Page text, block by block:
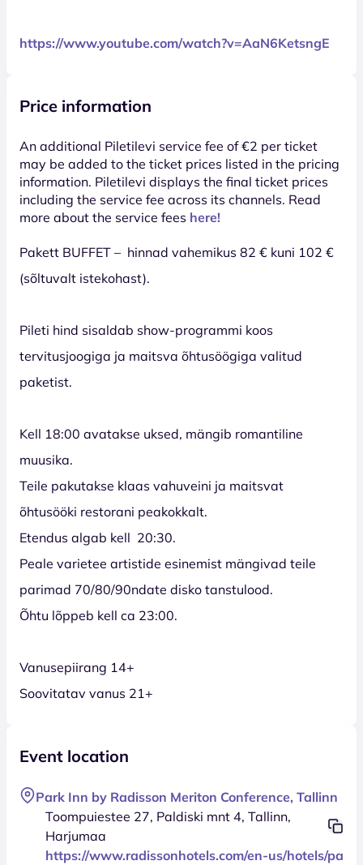
https://www.youtube.com/watch?v=AaN6KetsngE
Price information
An additional Piletilevi service fee of €2 per ticket
may be added to the ticket prices listed in the pricing
information. Piletilevi displays the final ticket prices
including the service fee across its channels. Read
more about the service fees here!
Pakett BUFFET – hinnad vahemikus 82 € kuni 102 €
(sõltuvalt istekohast).
Pileti hind sisaldab show-programmi koos
tervitusjoogiga ja maitsva õhtusöögiga valitud
paketist.
Kell 18:00 avatakse uksed, mängib romantiline
muusika.
Teile pakutakse klaas vahuveini ja maitsvat
õhtusööki restorani peakokkalt.
Etendus algab kell 20:30.
Peale varietee artistide esinemist mängivad teile
parimad 70/80/90ndate disko tanstulood.
Õhtu lõppeb kell ca 23:00.
Vanusepiirang 14+
Soovitatav vanus 21+
Event location
Park Inn by Radisson Meriton Conference, Tallinn
Toompuiestee 27, Paldiski mnt 4, Tallinn,
Harjumaa
https://www.radissonhotels.com/en-us/hotels/pa